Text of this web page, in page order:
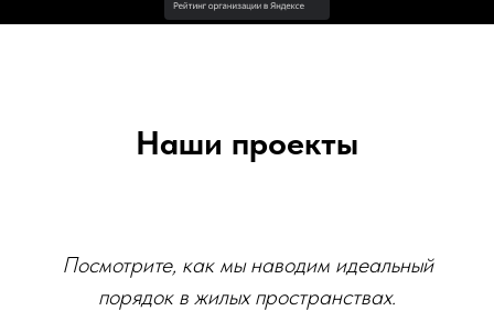
Наши проекты
Посмотрите, как мы наводим идеальный
порядок в жилых пространствах.